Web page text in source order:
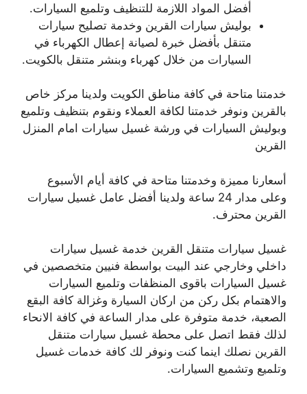
أفضل المواد اللازمة للتنظيف وتلميع السيارات.
بوليش سيارات القرين وخدمة تصليح سيارات
متنقل بأفضل خبرة لصيانة إعطال الكهرباء في
السيارات من خلال كهرباء وبنشر متنقل بالكويت.
خدمتنا متاحة في كافة مناطق الكويت ولدينا مركز خاص
بالقرين ونوفر خدمتنا لكافة العملاء ونقوم بتنظيف وتلميع
وبوليش السيارات في ورشة غسيل سيارات امام المنزل
القرين
أسعارنا مميزة وخدمتنا متاحة في كافة أيام الأسبوع
وعلى مدار 24 ساعة ولدينا أفضل عامل غسيل سيارات
القرين محترف.
غسيل سيارات متنقل القرين خدمة غسيل سيارات
داخلي وخارجي عند البيت بواسطة فنيين متخصصين في
غسيل السيارات باقوى المنظفات وتلميع السيارات
والاهتمام بكل ركن من اركان السيارة وغزالة كافة البقع
الصعبة، خدمة متوفرة على مدار الساعة في كافة الانحاء
لذلك فقط اتصل على محطة غسيل سيارات متنقل
القرين نصلك اينما كنت ونوفر لك كافة خدمات غسيل
وتلميع وتشميع السيارات.